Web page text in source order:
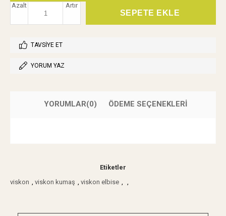
Artır
Azalt
TAVSIYE ET
YORUM YAZ
YORUMLAR(0) ÖDEME SEÇENEKLERI
Etiketler
viskon , viskon kumaş , viskon elbise , ,